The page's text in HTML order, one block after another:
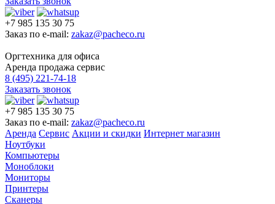
+7 985 135 30 75
Заказ по e-mail: zakaz@pacheco.ru
Оргтехника для офиса
Аренда продажа сервис
8 (495) 221-74-18
Заказать звонок
+7 985 135 30 75
Заказ по e-mail: zakaz@pacheco.ru
Аренда Сервис Акции и скидки Интернет магазин
Ноутбуки
Компьютеры
Моноблоки
Мониторы
Принтеры
Сканеры